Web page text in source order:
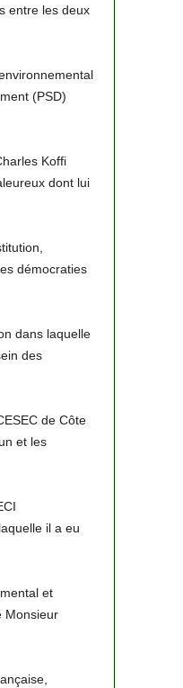
entre les deux
(PSD)
Koffi
dont lui
démocraties
dans laquelle
des
de Côte
et les
il a eu
et
Monsieur